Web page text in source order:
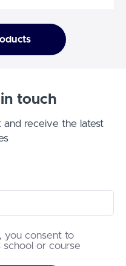
in touch
and receive the latest
you consent to
school or course